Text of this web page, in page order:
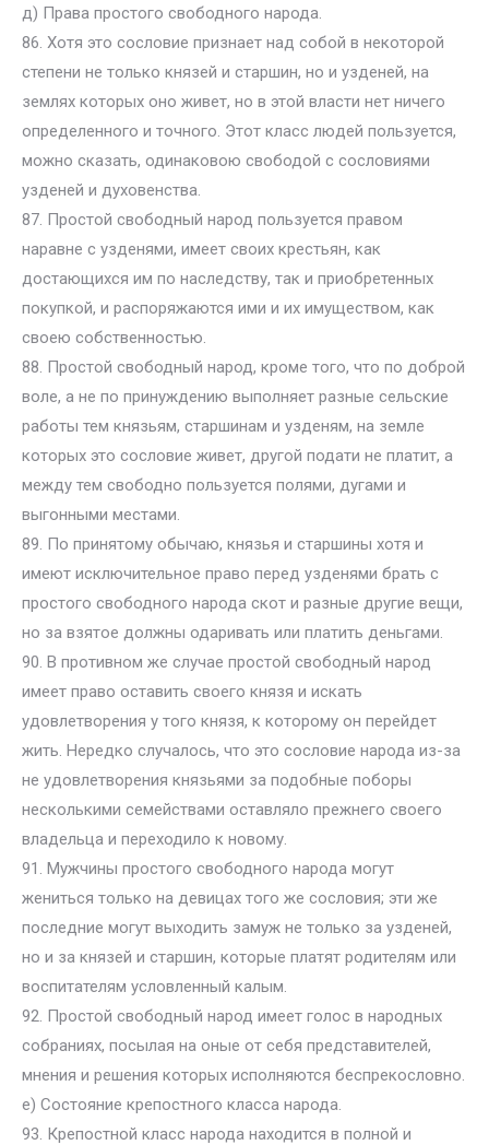
д) Права простого свободного народа.
86. Хотя это сословие признает над собой в некоторой
степени не только князей и старшин, но и узденей, на
землях которых оно живет, но в этой власти нет ничего
определенного и точного. Этот класс людей пользуется,
можно сказать, одинаковою свободой с сословиями
узденей и духовенства.
87. Простой свободный народ пользуется правом
наравне с узденями, имеет своих крестьян, как
достающихся им по наследству, так и приобретенных
покупкой, и распоряжаются ими и их имуществом, как
своею собственностью.
88. Простой свободный народ, кроме того, что по доброй
воле, а не по принуждению выполняет разные сельские
работы тем князьям, старшинам и узденям, на земле
которых это сословие живет, другой подати не платит, а
между тем свободно пользуется полями, дугами и
выгонными местами.
89. По принятому обычаю, князья и старшины хотя и
имеют исключительное право перед узденями брать с
простого свободного народа скот и разные другие вещи,
но за взятое должны одаривать или платить деньгами.
90. В противном же случае простой свободный народ
имеет право оставить своего князя и искать
удовлетворения у того князя, к которому он перейдет
жить. Нередко случалось, что это сословие народа из-за
не удовлетворения князьями за подобные поборы
несколькими семействами оставляло прежнего своего
владельца и переходило к новому.
91. Мужчины простого свободного народа могут
жениться только на девицах того же сословия; эти же
последние могут выходить замуж не только за узденей,
но и за князей и старшин, которые платят родителям или
воспитателям условленный калым.
92. Простой свободный народ имеет голос в народных
собраниях, посылая на оные от себя представителей,
мнения и решения которых исполняются беспрекословно.
е) Состояние крепостного класса народа.
93. Крепостной класс народа находится в полной и